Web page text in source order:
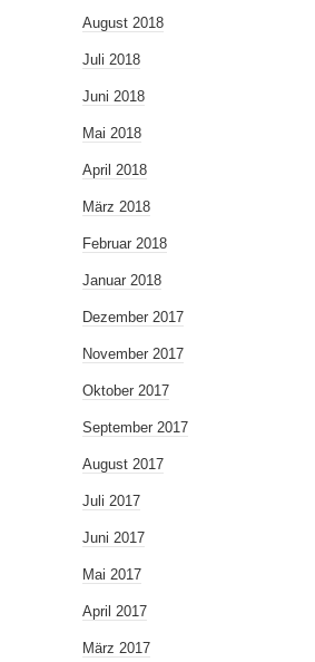
August 2018
Juli 2018
Juni 2018
Mai 2018
April 2018
März 2018
Februar 2018
Januar 2018
Dezember 2017
November 2017
Oktober 2017
September 2017
August 2017
Juli 2017
Juni 2017
Mai 2017
April 2017
März 2017